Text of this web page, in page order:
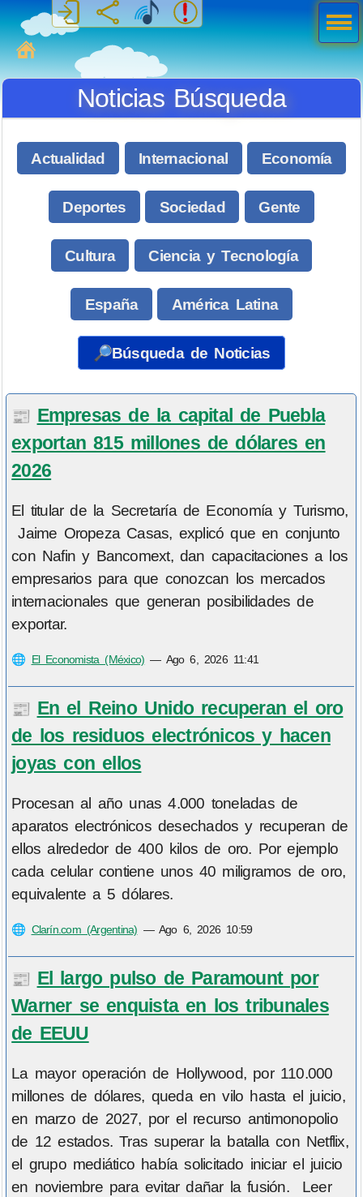
MiSabueso
Noticias Búsqueda
Actualidad Internacional Economía
Deportes Sociedad Gente
Cultura Ciencia y Tecnología
España América Latina
🔎Búsqueda de Noticias
📰 Empresas de la capital de Puebla
exportan 815 millones de dólares en
2026
El titular de la Secretaría de Economía y Turismo,
Jaime Oropeza Casas, explicó que en conjunto
con Nafin y Bancomext, dan capacitaciones a los
empresarios para que conozcan los mercados
internacionales que generan posibilidades de
exportar.
🌐 El Economista (México) — Ago 6, 2026 11:41
📰 En el Reino Unido recuperan el oro
de los residuos electrónicos y hacen
joyas con ellos
Procesan al año unas 4.000 toneladas de
aparatos electrónicos desechados y recuperan de
ellos alrededor de 400 kilos de oro. Por ejemplo
cada celular contiene unos 40 miligramos de oro,
equivalente a 5 dólares.
🌐 Clarín.com (Argentina) — Ago 6, 2026 10:59
📰 El largo pulso de Paramount por
Warner se enquista en los tribunales
de EEUU
La mayor operación de Hollywood, por 110.000
millones de dólares, queda en vilo hasta el juicio,
en marzo de 2027, por el recurso antimonopolio
de 12 estados. Tras superar la batalla con Netflix,
el grupo mediático había solicitado iniciar el juicio
en noviembre para evitar dañar la fusión. Leer
Men
ú